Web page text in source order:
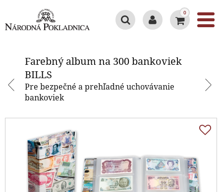
0
Farebný album na 300 bankoviek
BILLS
Pre bezpečné a prehľadné uchovávanie
bankoviek
Farebný album na 300 bankoviek